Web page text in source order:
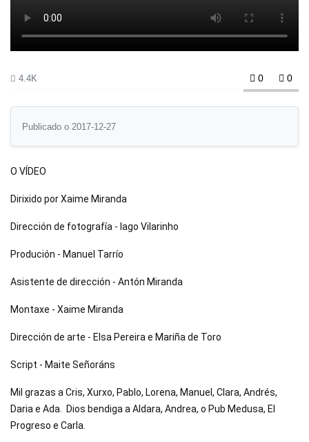
4.4K 0 0
Publicado o 2017-12-27
O VÍDEO
Dirixido por Xaime Miranda
Dirección de fotografía - Iago Vilarinho
Produción - Manuel Tarrío
Asistente de dirección - Antón Miranda
Montaxe - Xaime Miranda
Dirección de arte - Elsa Pereira e Mariña de Toro
Script - Maite Señoráns
Mil grazas a Cris, Xurxo, Pablo, Lorena, Manuel, Clara, Andrés,
Daria e Ada.  Dios bendiga a Aldara, Andrea, o Pub Medusa, El
Progreso e Carla.